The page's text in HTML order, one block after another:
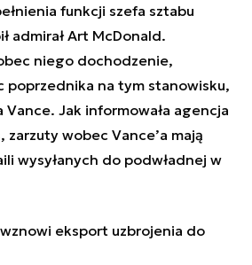
funkcji szefa sztabu
admirał Art McDonald.
niego dochodzenie,
poprzednika na tym stanowisku,
Vance. Jak informowała agencja
zarzuty wobec Vance’a mają
wysyłanych do podwładnej w
eksport uzbrojenia do